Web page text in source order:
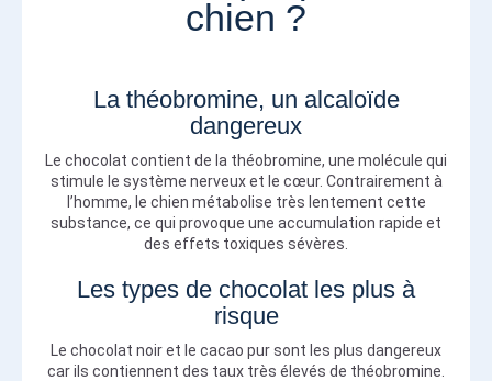
chien ?
La théobromine, un alcaloïde
dangereux
Le chocolat contient de la théobromine, une molécule qui
stimule le système nerveux et le cœur. Contrairement à
l’homme, le chien métabolise très lentement cette
substance, ce qui provoque une accumulation rapide et
des effets toxiques sévères.
Les types de chocolat les plus à
risque
Le chocolat noir et le cacao pur sont les plus dangereux
car ils contiennent des taux très élevés de théobromine.